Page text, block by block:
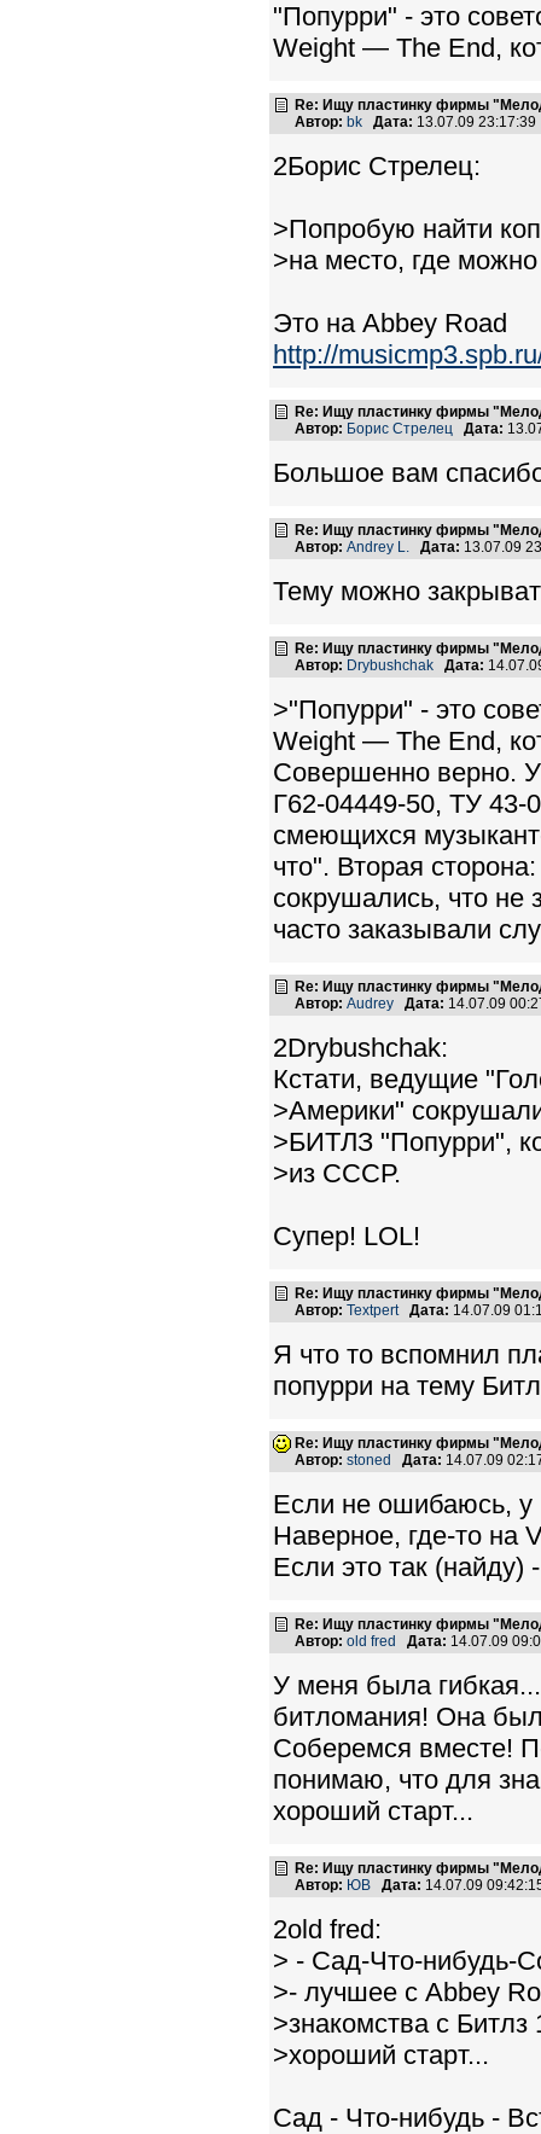
"Попурри" - это
Weight — The End,
Re: Ищу пластинку фирмы
Автор: bk Дата: 13.07.09
2Борис Стрелец:
>Попробую найти
>на место, где можно
Это на Abbey Road
http://
Re: Ищу пластинку фирмы
Автор: Борис Стрелец Дата:
Большое вам
Re: Ищу пластинку фирмы
Автор: Andrey L. Дата: 13.07.09
Тему можно
Re: Ищу пластинку фирмы
Автор: Drybushchak Дата:
>"Попурри" - это
Weight — The End,
Совершенно верно.
Г62-04449-50, ТУ 43-
смеющихся
что". Вторая
сокрушались, что
часто заказывали
Re: Ищу пластинку фирмы
Автор: Audrey Дата: 14.07.09
2Drybushchak:
Кстати, ведущие
>Америки"
>БИТЛЗ "Попурри",
>из СССР.
Супер! LOL!
Re: Ищу пластинку фирмы
Автор: Textpert Дата: 14.07.09
Я что то вспомнил
попурри на тему
Re: Ищу пластинку фирмы
Автор: stoned Дата: 14.07.09
Если не ошибаюсь, у
Наверное, где-то на
Если это так (найду)
Re: Ищу пластинку фирмы
Автор: old fred Дата: 14.07.09
У меня была
битломания! Она
Соберемся вместе!
понимаю, что для
хороший старт...
Re: Ищу пластинку фирмы
Автор: ЮВ Дата: 14.07.09
2old fred:
> - Сад-Что-нибудь-
>- лучшее с Abbey
>знакомства с Битлз
>хороший старт...
Сад - Что-нибудь -